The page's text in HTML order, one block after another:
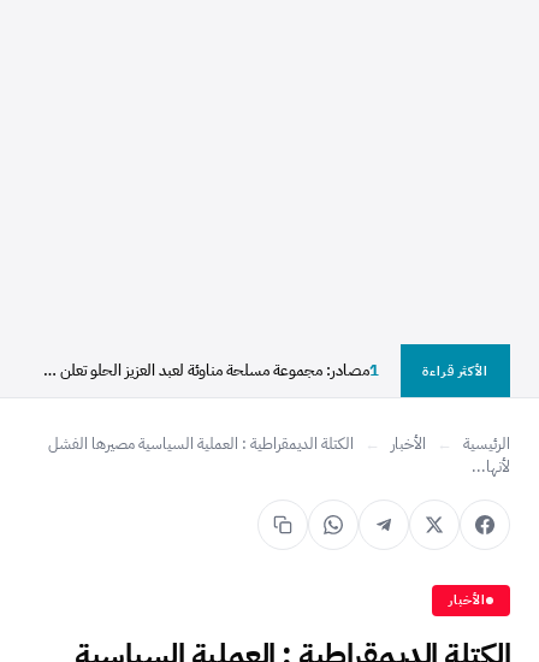
الأكثر قراءة 1 مصادر: مجموعة مسلحة مناوئة لعبد العزيز الحلو تعلن سيطرتها...
الرئيسية ← الأخبار ←
الكتلة الديمقراطية : العملية السياسية مصيرها الفشل
لأنها...
الأخبار